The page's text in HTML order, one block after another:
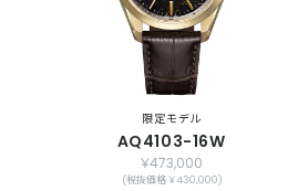
限定モデル
AQ4103-16W
￥473,000
(税抜価格 ￥430,000)